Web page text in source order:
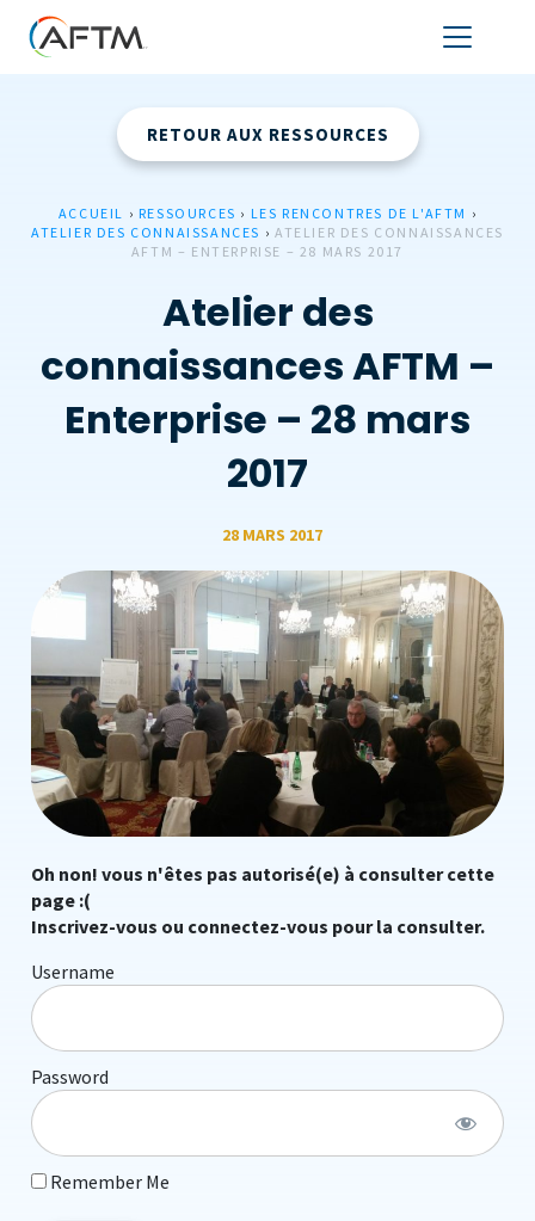
RETOUR AUX RESSOURCES
ACCUEIL › RESSOURCES › LES RENCONTRES DE L'AFTM ›
ATELIER DES CONNAISSANCES › ATELIER DES CONNAISSANCES
AFTM – ENTERPRISE – 28 MARS 2017
Atelier des
connaissances AFTM –
Enterprise – 28 mars
2017
28 MARS 2017
Oh non! vous n'êtes pas autorisé(e) à consulter cette
page :(
Inscrivez-vous ou connectez-vous pour la consulter.
Username
Password
Remember Me